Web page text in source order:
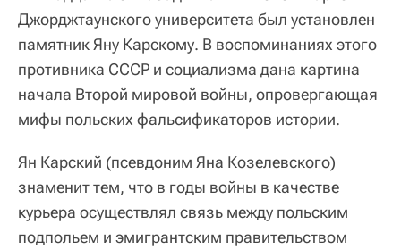
Джорджтаунского университета был установлен
памятник Яну Карскому. В воспоминаниях этого
противника СCCР и социализма дана картина
начала Второй мировой войны, опровергающая
мифы польских фальсификаторов истории.
Ян Карский (псевдоним Яна Козелевского)
знаменит тем, что в годы войны в качестве
курьера осуществлял связь между польским
подпольем и эмигрантским правительством